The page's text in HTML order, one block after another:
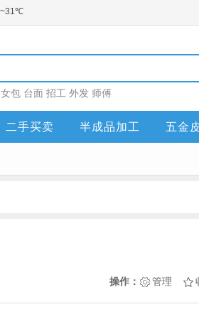
女包 台面 招工 外发 师傅
二手买卖 半成品加工 五金
操作： 管理